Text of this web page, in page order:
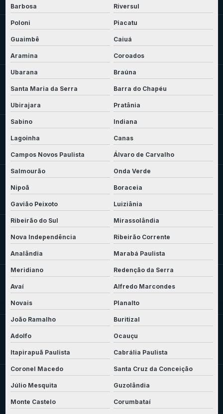
Barbosa Riversul
Poloni Piacatu
Guaimbê Caiuá
Aramina Coroados
Ubarana Braúna
Santa Maria da Serra Barra do Chapéu
Ubirajara Pratânia
Sabino Indiana
Lagoinha Canas
Campos Novos Paulista Álvaro de Carvalho
Salmourão Onda Verde
Nipoã Boraceia
Gavião Peixoto Luiziânia
Ribeirão do Sul Mirassolândia
Nova Independência Ribeirão Corrente
Analândia Marabá Paulista
Meridiano Redenção da Serra
Avaí Alfredo Marcondes
Novais Planalto
João Ramalho Buritizal
Adolfo Ocauçu
Itapirapuã Paulista Cabrália Paulista
Coronel Macedo Santa Cruz da Conceição
Júlio Mesquita Guzolândia
Monte Castelo Corumbataí